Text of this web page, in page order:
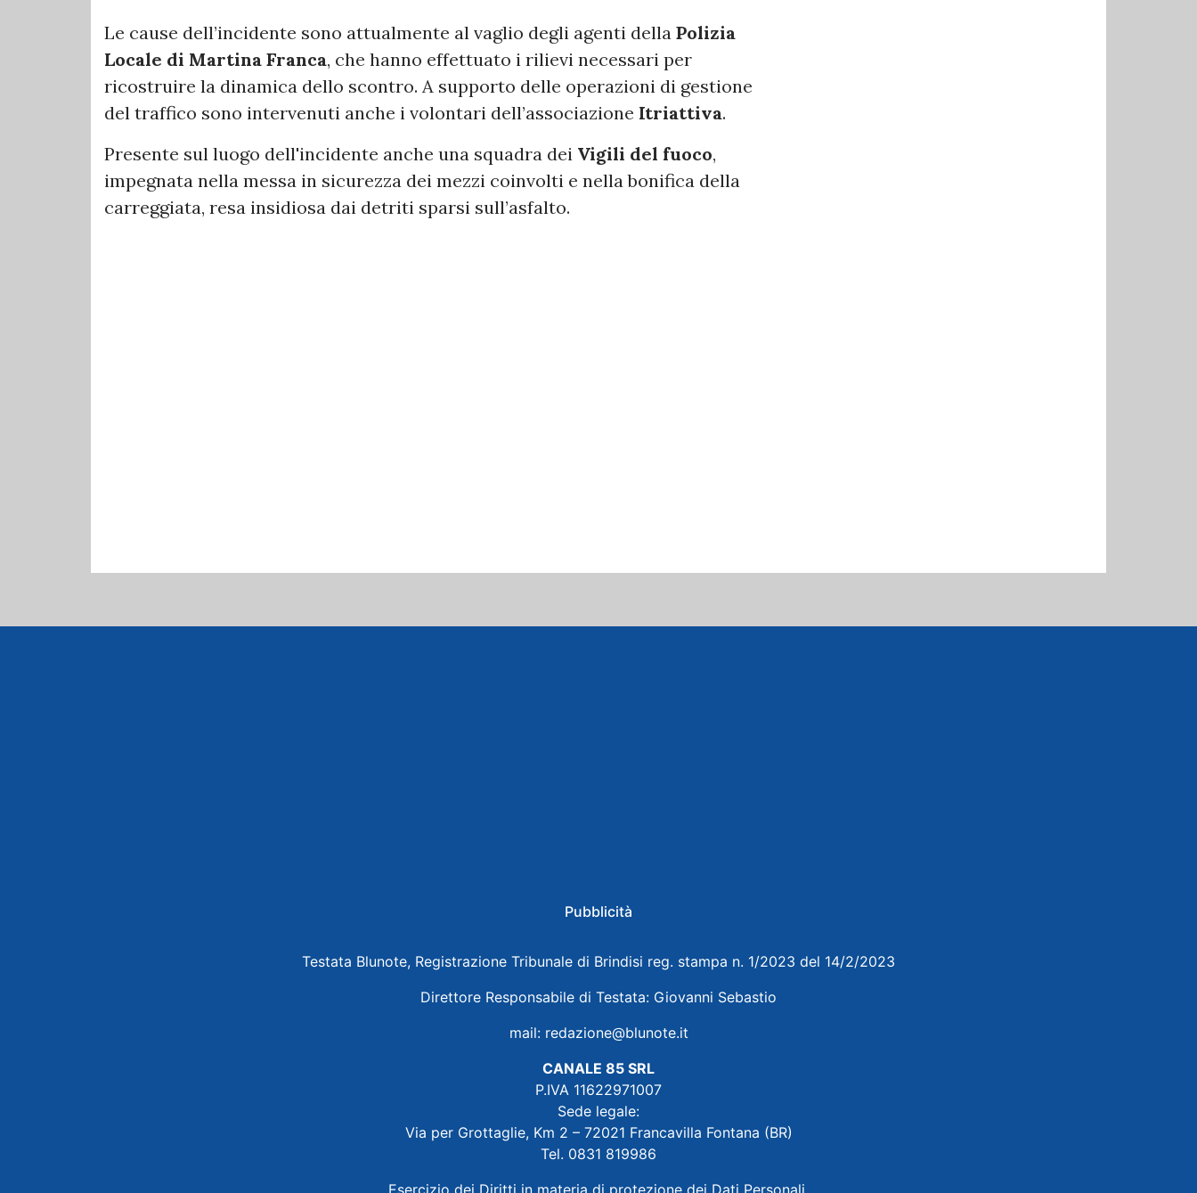
Le cause dell’incidente sono attualmente al vaglio degli agenti della Polizia
Locale di Martina Franca, che hanno effettuato i rilievi necessari per
ricostruire la dinamica dello scontro. A supporto delle operazioni di gestione
del traffico sono intervenuti anche i volontari dell’associazione Itriattiva.
Presente sul luogo dell'incidente anche una squadra dei Vigili del fuoco,
impegnata nella messa in sicurezza dei mezzi coinvolti e nella bonifica della
carreggiata, resa insidiosa dai detriti sparsi sull’asfalto.
Pubblicità
Testata Blunote, Registrazione Tribunale di Brindisi reg. stampa n. 1/2023 del 14/2/2023
Direttore Responsabile di Testata: Giovanni Sebastio
mail: redazione@blunote.it
CANALE 85 SRL
P.IVA 11622971007
Sede legale:
Via per Grottaglie, Km 2 – 72021 Francavilla Fontana (BR)
Tel. 0831 819986
Esercizio dei Diritti in materia di protezione dei Dati Personali